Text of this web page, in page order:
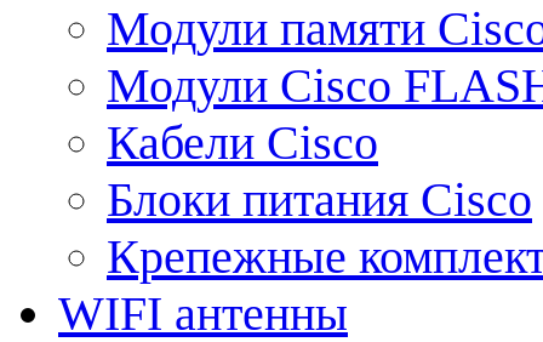
Модули памяти
Модули Cisco
Кабели Cisco
Блоки питания Cisco
Крепежные
WIFI антенны